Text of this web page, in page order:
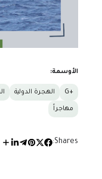
الأوسمة:
+G الهجرة الدولية
مهاجراً
Shares: